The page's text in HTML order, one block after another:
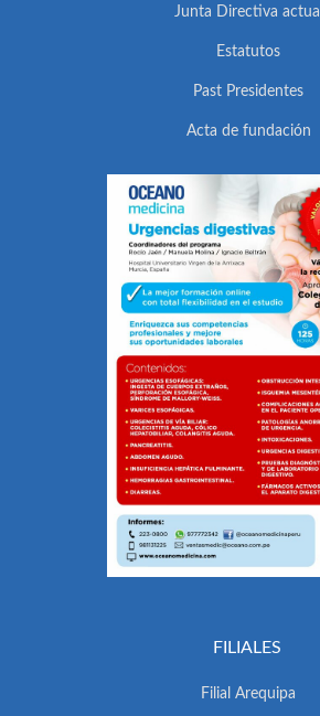
Junta Directiva actual
Estatutos
Past Presidentes
Acta de fundación
FILIALES
Filial Arequipa